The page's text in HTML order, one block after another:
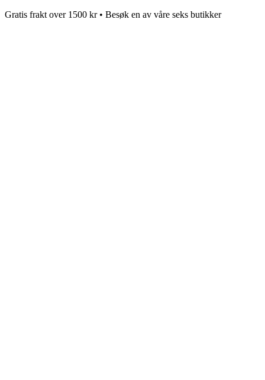
Gratis frakt over 1500 kr • Besøk en av våre seks butikker